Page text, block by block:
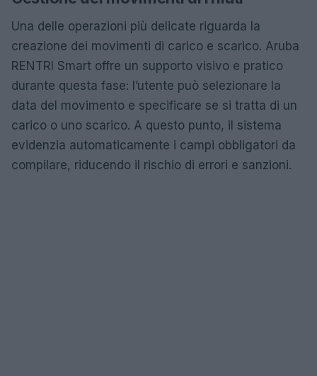
Una delle operazioni più delicate riguarda la
creazione dei movimenti di carico e scarico. Aruba
RENTRI Smart offre un supporto visivo e pratico
durante questa fase: l’utente può selezionare la
data del movimento e specificare se si tratta di un
carico o uno scarico. A questo punto, il sistema
evidenzia automaticamente i campi obbligatori da
compilare, riducendo il rischio di errori e sanzioni.